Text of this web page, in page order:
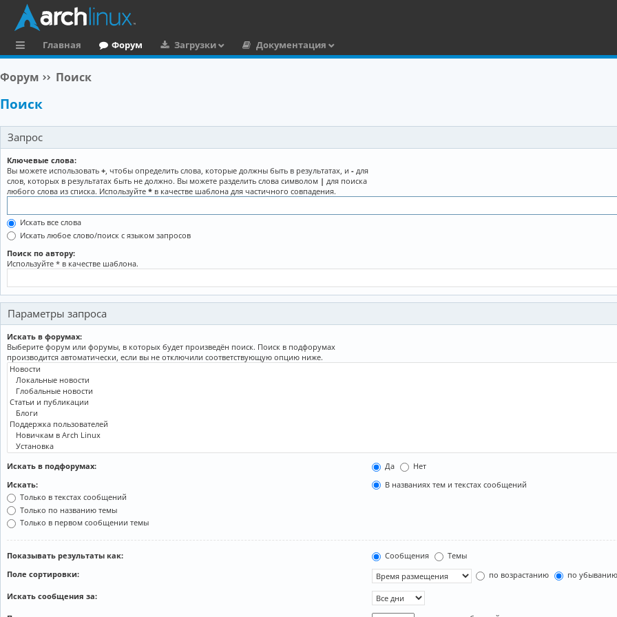
ы
л
к
и
Главная Форум Загрузки Документация
Форум Поиск
Поиск
Запрос
Ключевые слова:
Вы можете использовать +, чтобы определить слова, которые должны быть в результатах, и - для
слов, которых в результатах быть не должно. Вы можете разделить слова символом | для поиска
любого слова из списка. Используйте * в качестве шаблона для частичного совпадения.
Искать все слова
Искать любое слово/поиск с языком запросов
Поиск по автору:
Используйте * в качестве шаблона.
Параметры запроса
Искать в форумах:
Выберите форум или форумы, в которых будет произведён поиск. Поиск в подфорумах
производится автоматически, если вы не отключили соответствующую опцию ниже.
Искать в подфорумах: Да
Нет
Искать:
В названиях тем и текстах сообщений
Только в текстах сообщений
Только по названию темы
Только в первом сообщении темы
Показывать результаты как: Сообщения
Темы
Поле сортировки:
по возрастанию по убыванию
Искать сообщения за: